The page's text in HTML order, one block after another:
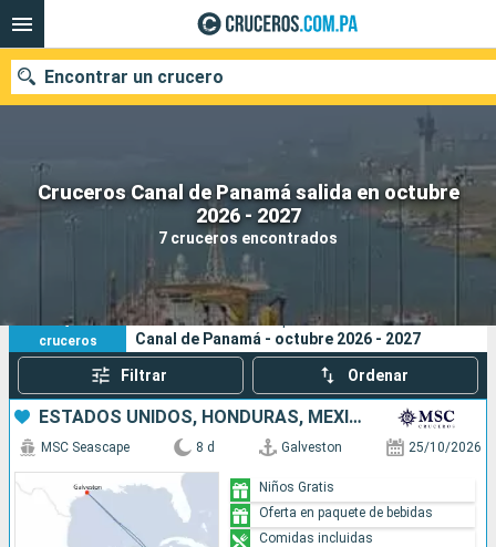
Cruceros Canal de Panamá salida en octubre
2026 - 2027
7 cruceros encontrados
Encontrar un crucero
Nuestros destinos
Buscar
7
cruceros
Sus criterios de búsqueda:
Canal de Panamá - octubre 2026 - 2027
Filtrar Ordenar
ESTADOS UNIDOS, HONDURAS, MÉXICO
MSC Seascape 8 d Galveston 25/10/2026
Niños Gratis
Oferta en paquete de bebidas
Comidas incluidas